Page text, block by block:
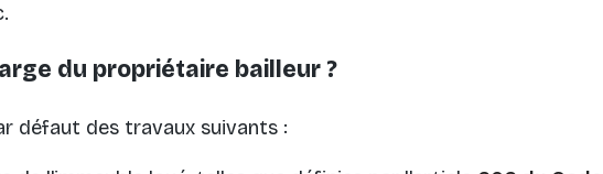
du propriétaire bailleur ?
défaut des travaux suivants :